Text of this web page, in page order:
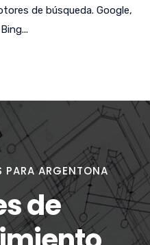
de búsqueda. Google,
PARA ARGENTONA
de